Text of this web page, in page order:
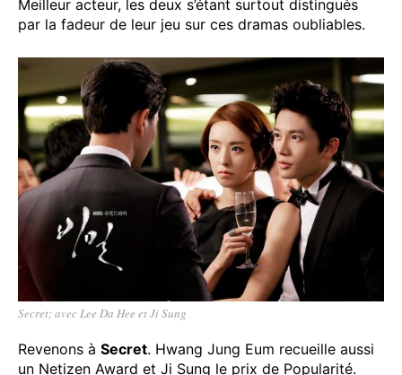
Meilleur acteur, les deux s’étant surtout distingués
par la fadeur de leur jeu sur ces dramas oubliables.
Secret; avec Lee Da Hee et Ji Sung
Revenons à Secret. Hwang Jung Eum recueille aussi
un Netizen Award et Ji Sung le prix de Popularité.